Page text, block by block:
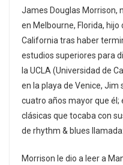
James Douglas Morrison,
en Melbourne, Florida,
California tras haber
estudios superiores para
la UCLA (Universidad de
en la playa de Venice, Jim
cuatro años mayor que él;
clásicas que tocaba con
de rhythm & blues
Morrison le dio a leer a